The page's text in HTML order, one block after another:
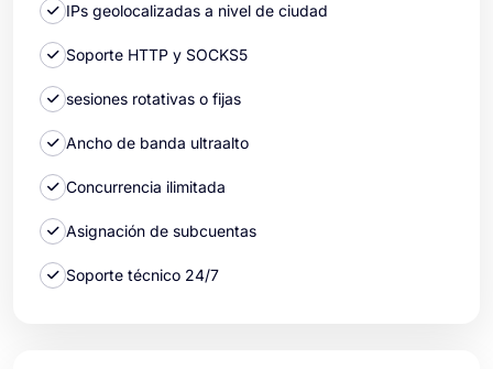
IPs geolocalizadas a nivel de ciudad
Soporte HTTP y SOCKS5
sesiones rotativas o fijas
Ancho de banda ultraalto
Concurrencia ilimitada
Asignación de subcuentas
Soporte técnico 24/7